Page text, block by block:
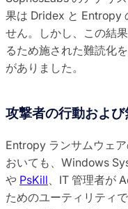
果は Dridex と Entropy
せん。しかし、この結
るため施された難読化
がありました。
攻撃者の行動およ
Entropy ランサムウェ
おいても、Windows
や PsKill 、IT 管理者が
ためのユーティリティ